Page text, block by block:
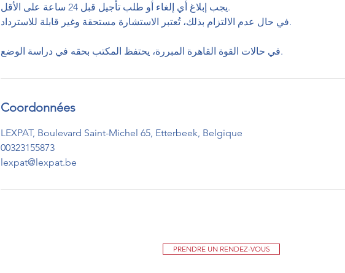
يجب إبلاغ أي إلغاء أو طلب تأجيل قبل 24 ساعة على الأقل.
في حال عدم الالتزام بذلك، تُعتبر الاستشارة مستحقة وغير قابلة للاسترداد.
في حالات القوة القاهرة المبررة، يحتفظ المكتب بحقه في دراسة الوضع.
Coordonnées
LEXPAT, Boulevard Saint-Michel 65, Etterbeek, Belgique
00323155873
lexpat@lexpat.be
PRENDRE UN RENDEZ-VOUS